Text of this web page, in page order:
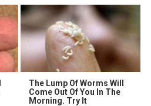
The Lump Of Worms Will
Come Out Of You In The
Morning. Try It